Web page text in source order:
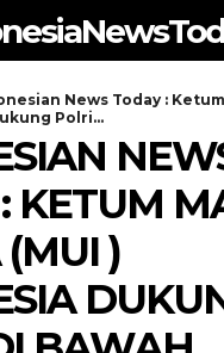
News Today :
Polri...
KETUM
)